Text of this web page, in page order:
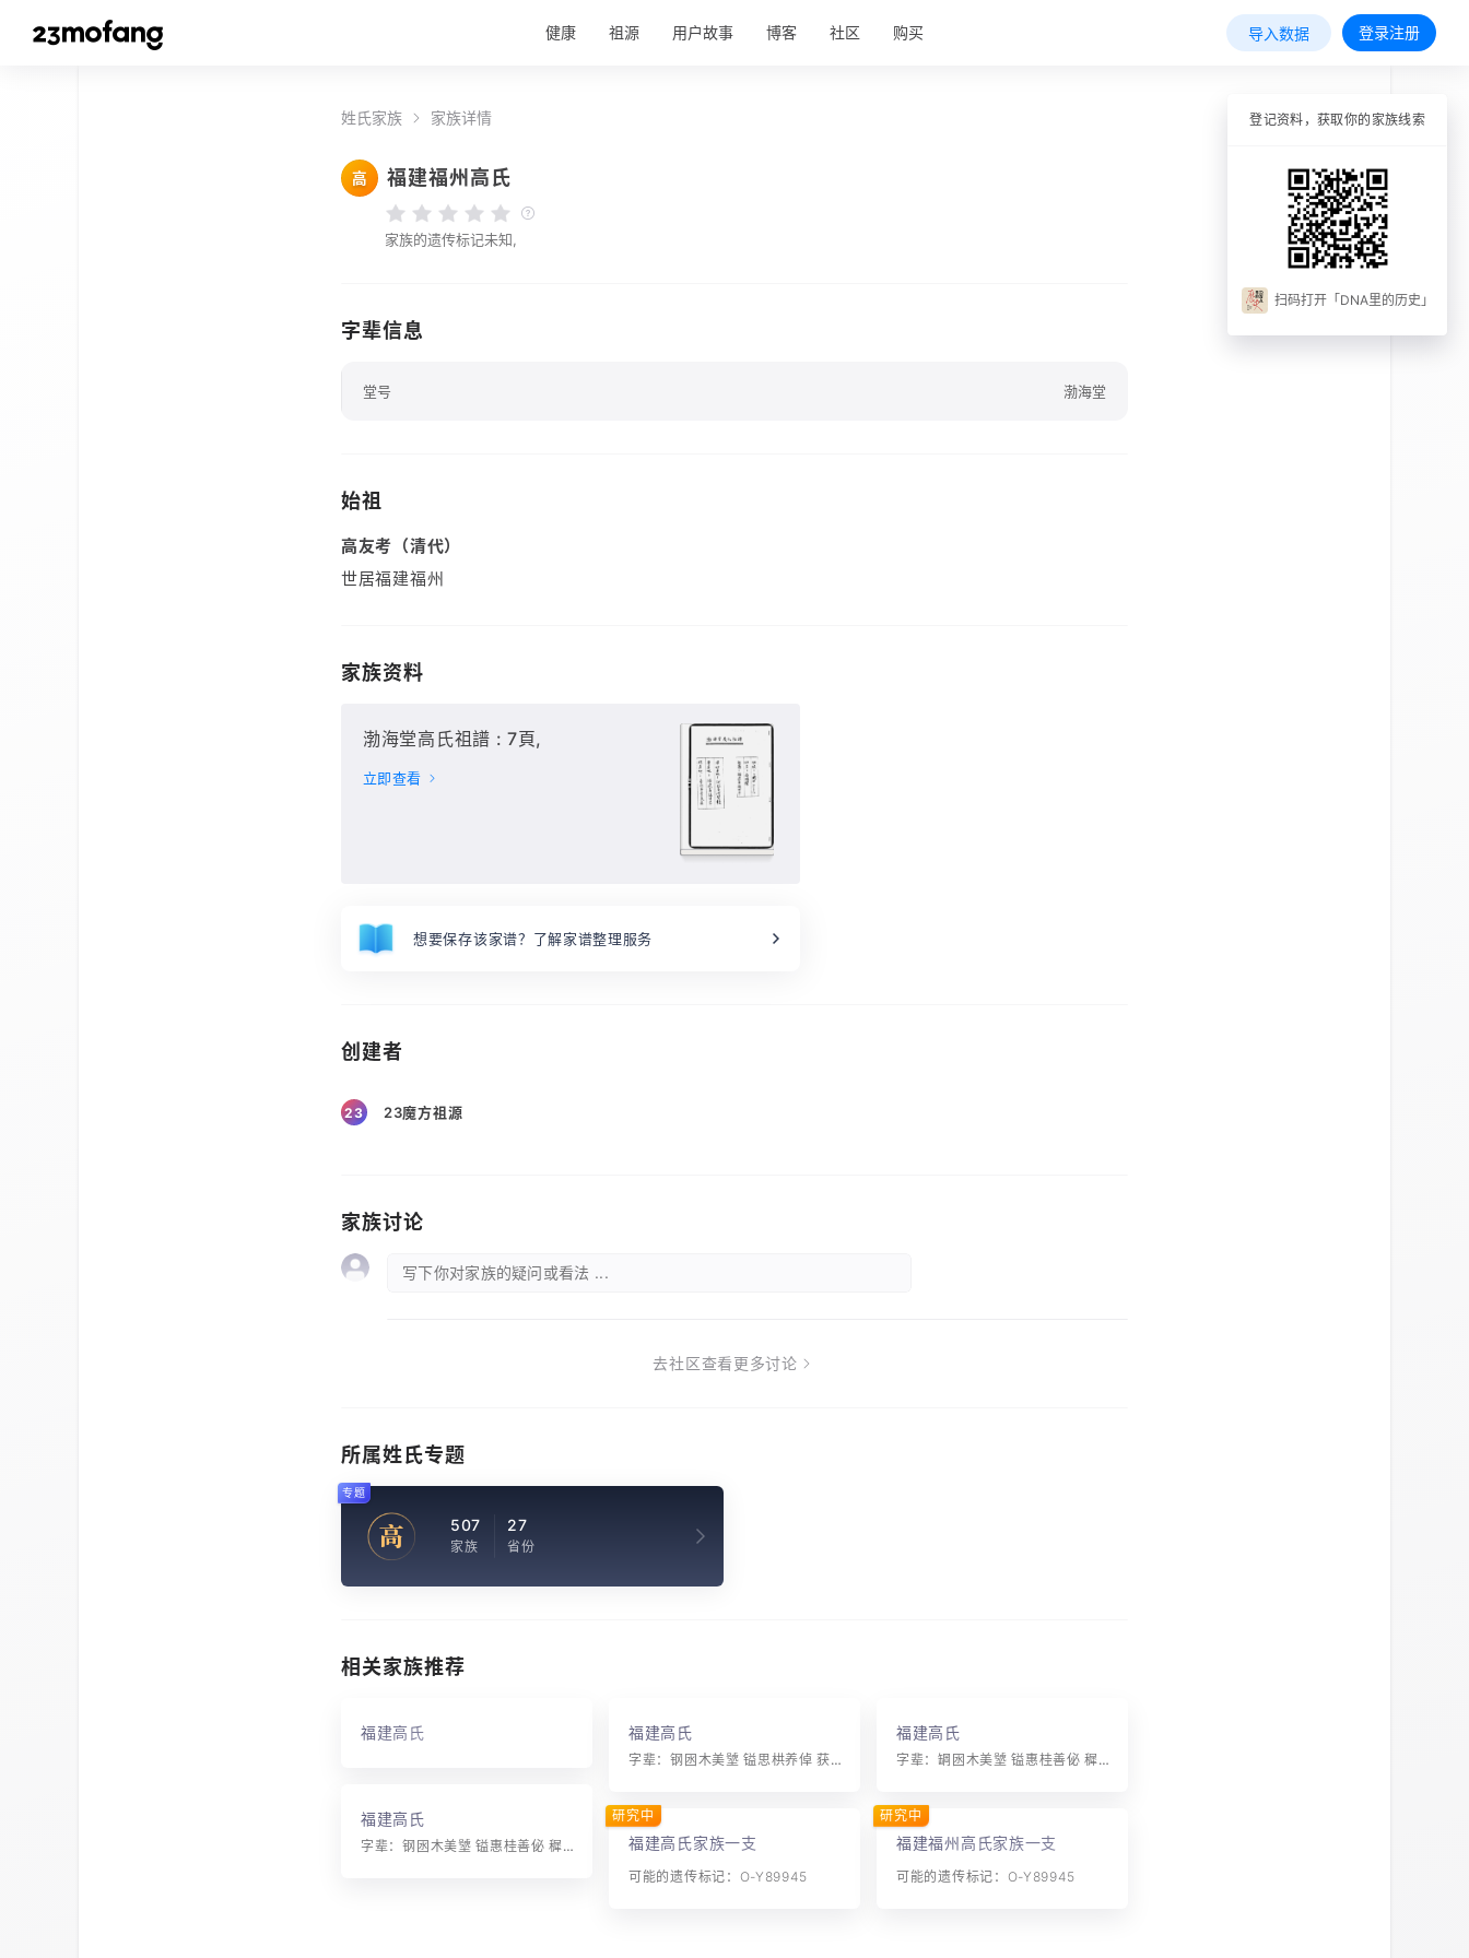
健康 祖源 用户故事 博客 社区 购买 导入数据 登录注册
姓氏家族 家族详情
高 福建福州高氏
家族的遗传标记未知,
字辈信息
堂号 渤海堂
始祖
高友考（清代）
世居福建福州
家族资料
渤海堂高氏祖譜 : 7頁,
立即查看
想要保存该家谱？了解家谱整理服务
创建者
23 23魔方祖源
家族讨论
写下你对家族的疑问或看法 ...
去社区查看更多讨论
所属姓氏专题
高 507
家族
27
省份
专题
相关家族推荐
福建高氏 福建高氏
字辈：钢囦木美㙱 镒思栱养倬 获灌俦泽望 祖芙瑞仰愈 稀逸胤晃援 学熹烜植炅 培锺沛标烶 墀铭泉树炳 堂锦洙机煊 垣锡𣿰椒灿
福建高氏
字辈：罁囦木美㙱 镒惠桂善佖 穉溥章鸣贤 闾山广卿㠯 保佛积弘子 文钦淳植炅 培钟派标烶 墀铭泉树炳 堂锦洙机煊 嘉锡鸿材焕
福建高氏
字辈：钢囦木美㙱 镒惠桂善佖 穉溥章鸣贤 闾山广卿㠯 保佛积弘子 文钦淳植炅 培钟派标烶 墀铭泉树炳 堂锦洙机煊 增镟源本焕 福建高氏家族一支
可能的遗传标记：O-Y89945
研究中
福建福州高氏家族一支
可能的遗传标记：O-Y89945
研究中
登记资料，获取你的家族线索
扫码打开「DNA里的历史」